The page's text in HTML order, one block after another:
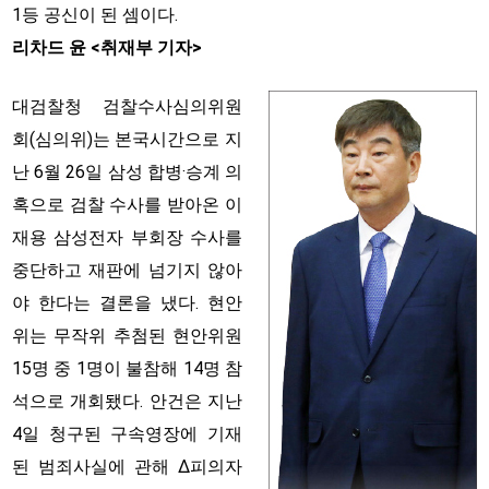
1등 공신이 된 셈이다.
리차드 윤 <취재부 기자>
대검찰청 검찰수사심의위원
회(심의위)는 본국시간으로 지
난 6월 26일 삼성 합병·승계 의
혹으로 검찰 수사를 받아온 이
재용 삼성전자 부회장 수사를
중단하고 재판에 넘기지 않아
야 한다는 결론을 냈다. 현안
위는 무작위 추첨된 현안위원
15명 중 1명이 불참해 14명 참
석으로 개회됐다. 안건은 지난
4일 청구된 구속영장에 기재
된 범죄사실에 관해 Δ피의자